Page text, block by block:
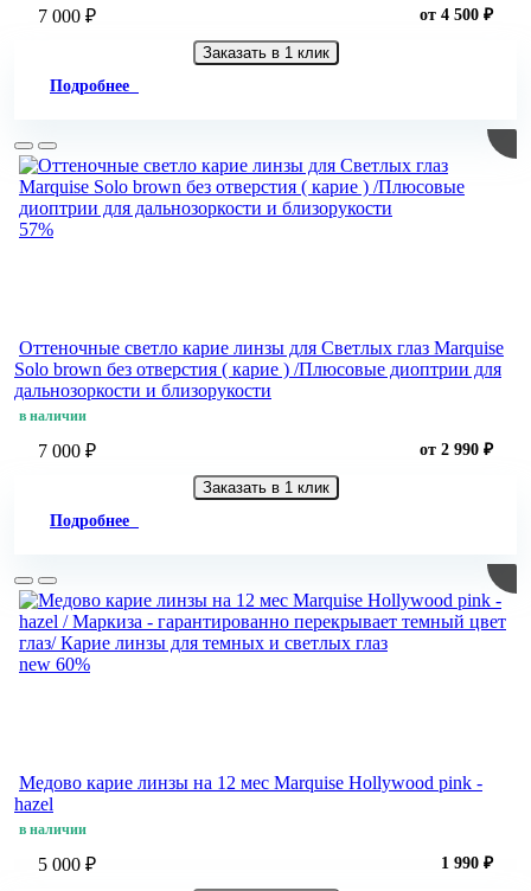
7 000 ₽ от 4 500 ₽
Заказать в 1 клик
Подробнее
57%
Оттеночные светло карие линзы для Светлых глаз Marquise
Solo brown без отверстия ( карие ) /Плюсовые диоптрии для
дальнозоркости и близорукости
в наличии
7 000 ₽ от 2 990 ₽
Заказать в 1 клик
Подробнее
new 60%
Медово карие линзы на 12 мес Marquise Hollywood pink -
hazel
в наличии
5 000 ₽ 1 990 ₽